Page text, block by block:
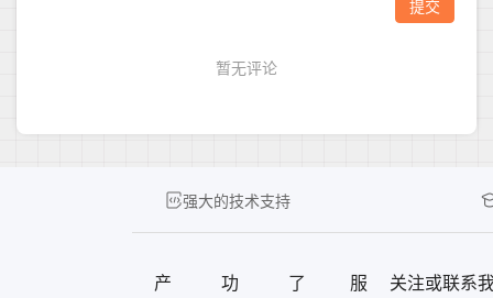
强大的技术支持
产
功
了
服
关注或联系